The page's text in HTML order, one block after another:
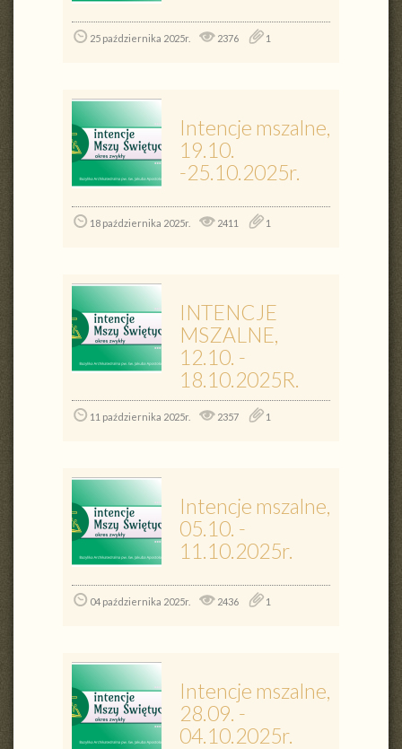
25 października 2025r. 2376 1
Intencje mszalne,
19.10.
-25.10.2025r.
18 października 2025r. 2411 1
INTENCJE
MSZALNE,
12.10. -
18.10.2025R.
11 października 2025r. 2357 1
Intencje mszalne,
05.10. -
11.10.2025r.
04 października 2025r. 2436 1
Intencje mszalne,
28.09. -
04.10.2025r.